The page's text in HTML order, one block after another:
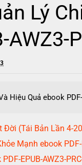
Lý
AWZ3-
Hiệu Quả ebook PDF-
(Tái Bản Lần 4-
Mạnh ebook PDF-
EPUB-AWZ3-